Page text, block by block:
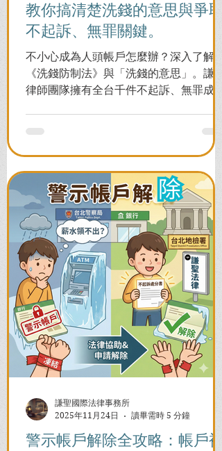
教你搞清楚洗錢的意思與爭取
不起訴、無罪關鍵。
不小心成為人頭帳戶怎麼辦？深入了解
《洗錢防制法》與「洗錢的意思」。謙聖
律師團隊擁有全台千件不起訴、無罪成功
警示帳戶解除全攻略：帳戶被
謙聖國際法律事務所
2025年11月24日
讀畢需時 5 分鐘